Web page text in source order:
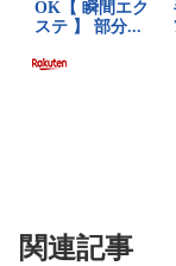
関連記事